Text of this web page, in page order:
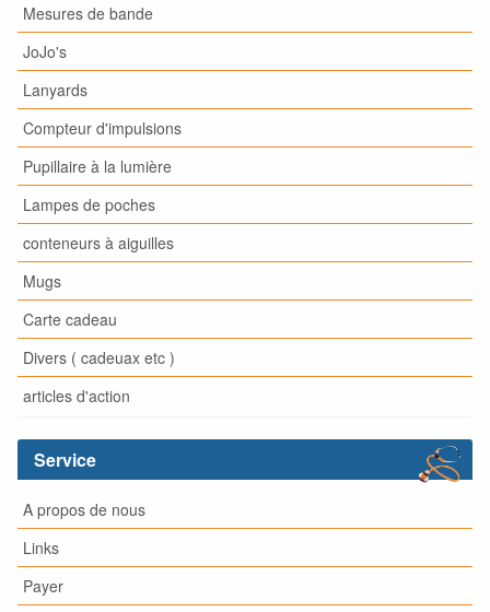
Mesures de bande
JoJo's
Lanyards
Compteur d'impulsions
Pupillaire à la lumière
Lampes de poches
conteneurs à aiguilles
Mugs
Carte cadeau
Divers ( cadeuax etc )
articles d'action
Service
A propos de nous
Links
Payer